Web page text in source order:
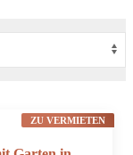
ZU VERMIETEN